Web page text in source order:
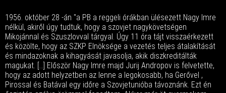
1956. október 28 -án "a PB a reggeli órákban ülésezett Nagy Imre
nélkül, akiről úgy tudtuk, hogy a szovjet nagykövetségen
Mikojánnal és Szuszlovval tárgyal. Úgy 11 óra tájt visszaérkezett
és közölte, hogy az SZKP Elnöksége a vezetés teljes átalakítását
és mindazoknak a kihagyását javasolja, akik diszkreditálták
magukat. [...] Először Nagy Imre majd Jurij Andropov is felvetette,
hogy az adott helyzetben az lenne a legokosabb, ha Gerővel ,
Pirossal és Batával egy időre a Szovjetunióba távoznánk. Ezt én